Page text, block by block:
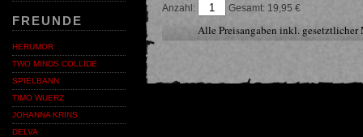
FREUNDE
HERUMOR
TWO MINDS COLLIDE
SPIELBANN
TIMO WUERZ
JOHANNA KRINS
DELVA
Anzahl:
19,95
Alle Preisangaben inkl.